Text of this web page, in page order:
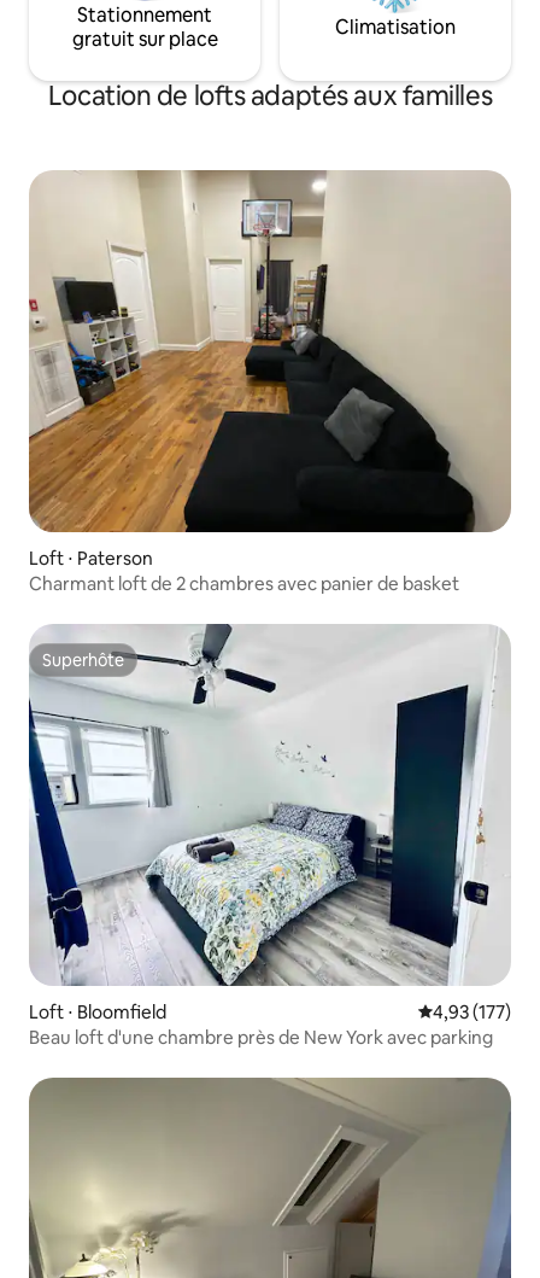
Stationnement
gratuit sur place
Climatisation
Location de lofts adaptés aux familles
Loft ⋅ Paterson
Charmant loft de 2 chambres avec panier de basket
Superhôte
Superhôte
Loft ⋅ Bloomfield Évaluation
4,93 (177)
Beau loft d'une chambre près de New York avec parking